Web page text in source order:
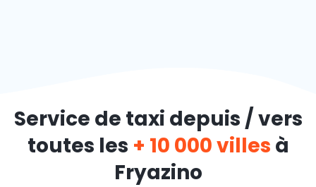
Service de taxi depuis / vers
toutes les + 10 000 villes à
Fryazino